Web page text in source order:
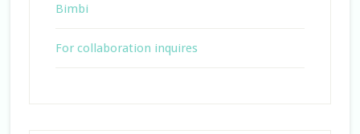
Bimbi
For collaboration inquires